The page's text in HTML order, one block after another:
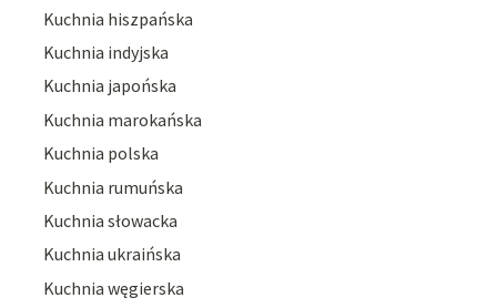
Kuchnia hiszpańska
Kuchnia indyjska
Kuchnia japońska
Kuchnia marokańska
Kuchnia polska
Kuchnia rumuńska
Kuchnia słowacka
Kuchnia ukraińska
Kuchnia węgierska